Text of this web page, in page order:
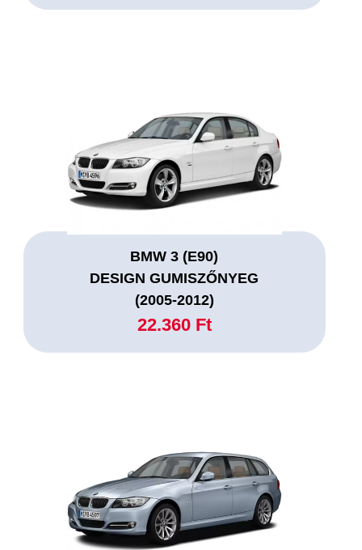
BMW 3 (E90)
DESIGN GUMISZŐNYEG
(2005-2012)
22.360 Ft